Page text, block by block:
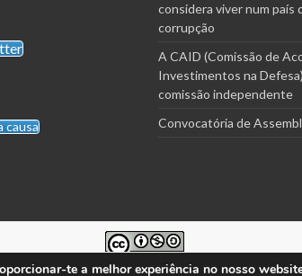
causa
considera viver num país
corrupção
A CAID (Comissão de
Investimentos na
comissão independente
Convocatória de
te a melhor experiência no nosso